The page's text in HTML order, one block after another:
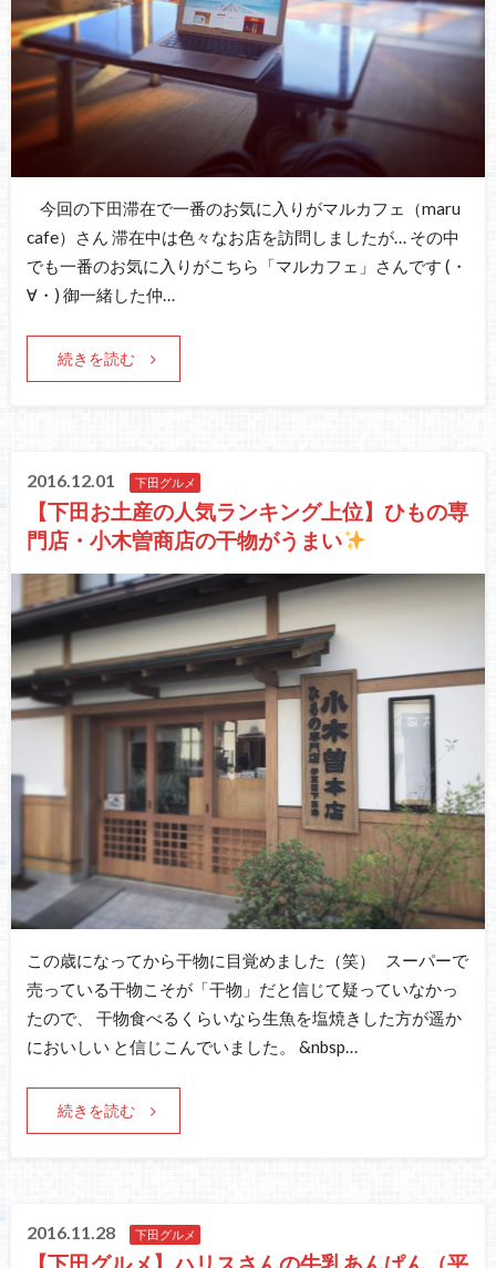
今回の下田滞在で一番のお気に入りがマルカフェ（maru
cafe）さん 滞在中は色々なお店を訪問しましたが… その中
でも一番のお気に入りがこちら「マルカフェ」さんです (・
∀・) 御一緒した仲…
続きを読む
2016.12.01 下田グルメ
【下田お土産の人気ランキング上位】ひもの専
門店・小木曽商店の干物がうまい
この歳になってから干物に目覚めました（笑） スーパーで
売っている干物こそが「干物」だと信じて疑っていなかっ
たので、 干物食べるくらいなら生魚を塩焼きした方が遥か
においしい と信じこんでいました。 &nbsp…
続きを読む
2016.11.28 下田グルメ